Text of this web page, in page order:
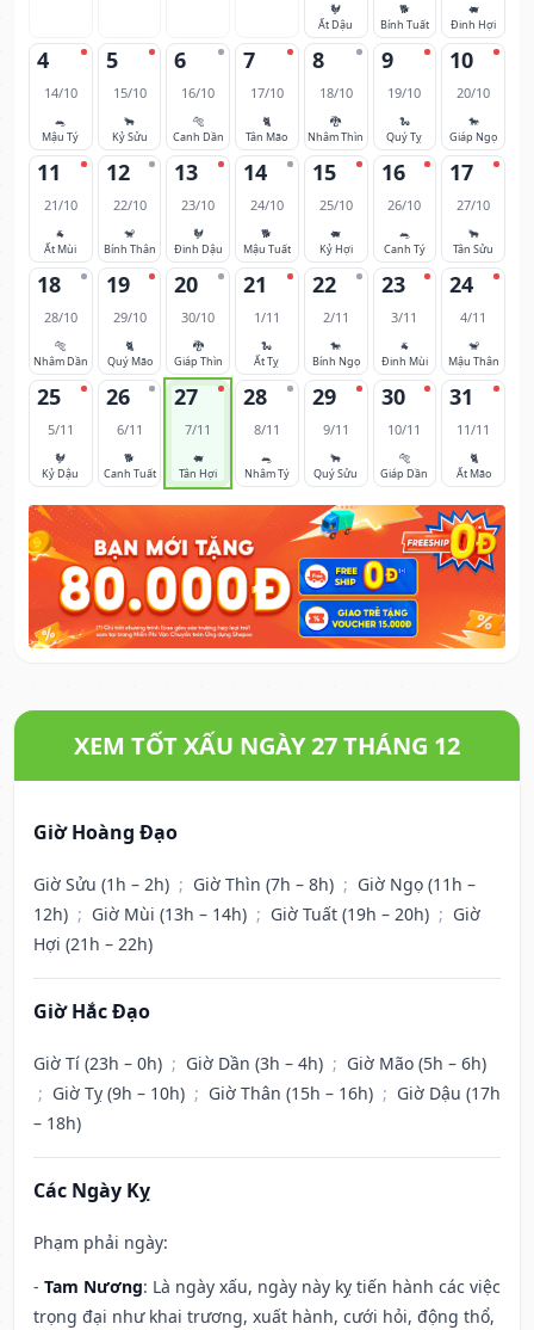
🐓
Ất Dậu
🐕
Bính Tuất
🐖
Đinh Hợi
4
14/10
🐀
Mậu Tý
5
15/10
🐂
Kỷ Sửu
6
16/10
🐅
Canh Dần
7
17/10
🐈
Tân Mão
8
18/10
🐉
Nhâm Thìn
9
19/10
🐍
Quý Tỵ
10
20/10
🐎
Giáp Ngọ
11
21/10
🐐
Ất Mùi
12
22/10
🐒
Bính Thân
13
23/10
🐓
Đinh Dậu
14
24/10
🐕
Mậu Tuất
15
25/10
🐖
Kỷ Hợi
16
26/10
🐀
Canh Tý
17
27/10
🐂
Tân Sửu
18
28/10
🐅
Nhâm Dần
19
29/10
🐈
Quý Mão
20
30/10
🐉
Giáp Thìn
21
1/11
🐍
Ất Tỵ
22
2/11
🐎
Bính Ngọ
23
3/11
🐐
Đinh Mùi
24
4/11
🐒
Mậu Thân
25
5/11
🐓
Kỷ Dậu
26
6/11
🐕
Canh Tuất
27
7/11
🐖
Tân Hợi
28
8/11
🐀
Nhâm Tý
29
9/11
🐂
Quý Sửu
30
10/11
🐅
Giáp Dần
31
11/11
🐈
Ất Mão
XEM TỐT XẤU NGÀY 27 THÁNG 12
Giờ Hoàng Đạo
Giờ Sửu (1h – 2h) ; Giờ Thìn (7h – 8h) ; Giờ Ngọ (11h –
12h) ; Giờ Mùi (13h – 14h) ; Giờ Tuất (19h – 20h) ; Giờ
Hợi (21h – 22h)
Giờ Hắc Đạo
Giờ Tí (23h – 0h) ; Giờ Dần (3h – 4h) ; Giờ Mão (5h – 6h)
; Giờ Tỵ (9h – 10h) ; Giờ Thân (15h – 16h) ; Giờ Dậu (17h
– 18h)
Các Ngày Kỵ
Phạm phải ngày:
- Tam Nương: Là ngày xấu, ngày này kỵ tiến hành các việc
trọng đại như khai trương, xuất hành, cưới hỏi, động thổ,